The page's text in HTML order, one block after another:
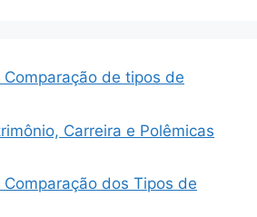
Comparação de tipos de
Carreira e Polêmicas
dos Tipos de